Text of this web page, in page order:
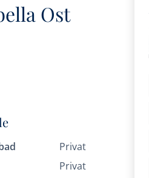
Ost
Privat
Privat